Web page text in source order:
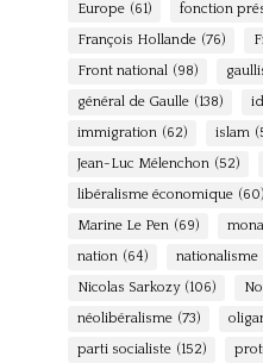
Europe (61) fonction
François Hollande (76)
Front national (98)
général de Gaulle (138)
immigration (62) islam
Jean-Luc Mélenchon (52)
libéralisme économique (60)
Marine Le Pen (69)
nation (64) nationalisme
Nicolas Sarkozy (106)
néolibéralisme (73)
parti socialiste (152)